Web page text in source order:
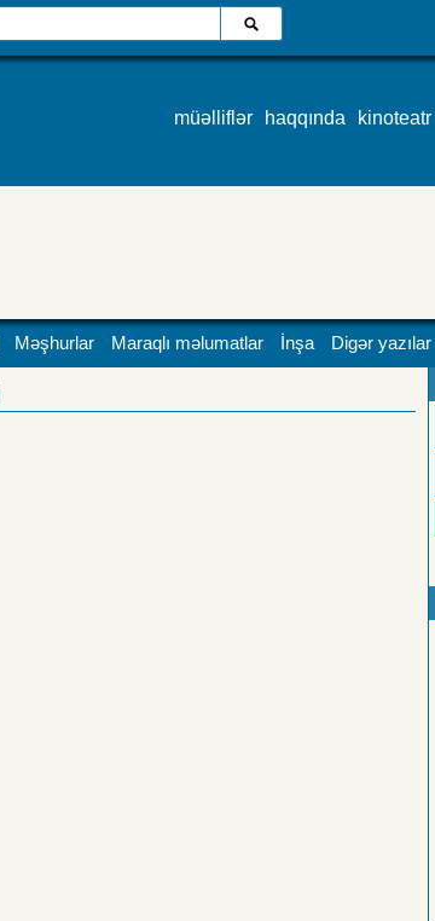
müəlliflər haqqında kinoteatr
Məşhurlar Maraqlı məlumatlar İnşa Digər yazılar